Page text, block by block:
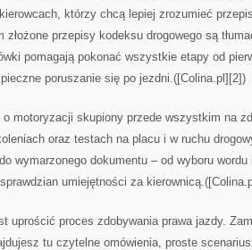
którzy chcą lepiej zrozumieć
złożone przepisy kodeksu drogowego są
pomagają pokonać wszystkie etapy od
poruszanie się po jezdni.([Colina.pl][2])
motoryzacji skupiony przede wszystkim na
oraz testach na placu i w ruchu
wymarzonego dokumentu – od wyboru
umiejętności za
uprościć proces zdobywania prawa jazdy.
tu czytelne omówienia, proste